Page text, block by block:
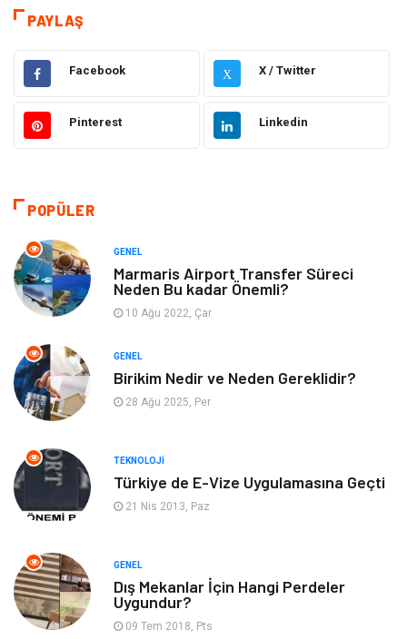
Eğitim
Makine Elektronik
Gıda Otomotiv
Emlak
Bilgisayar & Yazılım
Mobilya Seo Teknikleri
Tatil
Webmaster Araçları
Görsel
Hediyelik Eşya Kültür
PAYLAŞ
Facebook X X / Twitter
Pinterest Linkedin
POPÜLER
GENEL
Marmaris Airport Transfer Süreci
Neden Bu kadar Önemli?
10 Ağu 2022, Çar
GENEL
Birikim Nedir ve Neden Gereklidir?
28 Ağu 2025, Per
TEKNOLOJI
Türkiye de E-Vize Uygulamasına Geçti
21 Nis 2013, Paz
GENEL
Dış Mekanlar İçin Hangi Perdeler
Uygundur?
09 Tem 2018, Pts